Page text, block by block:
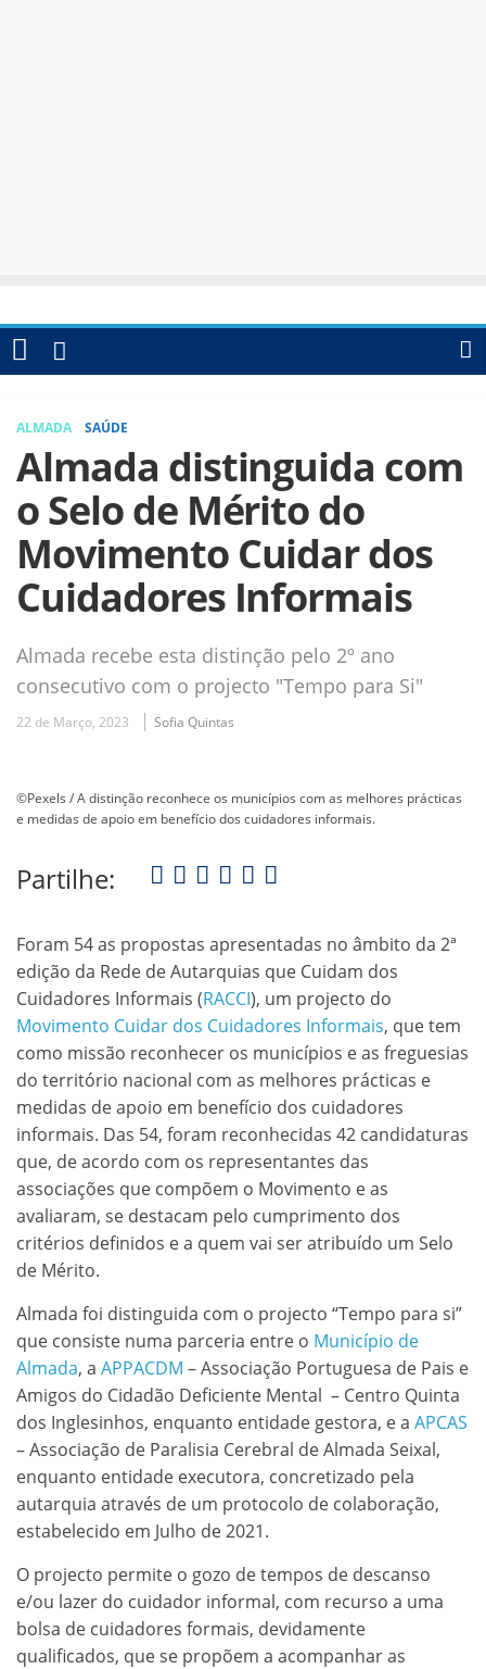
ALMADA SAÚDE
Almada distinguida com
o Selo de Mérito do
Movimento Cuidar dos
Cuidadores Informais
Almada recebe esta distinção pelo 2º ano
consecutivo com o projecto "Tempo para Si"
22 de Março, 2023 Sofia Quintas
©Pexels / A distinção reconhece os municípios com as melhores prácticas
e medidas de apoio em benefício dos cuidadores informais.
Partilhe:
Foram 54 as propostas apresentadas no âmbito da 2ª
edição da Rede de Autarquias que Cuidam dos
Cuidadores Informais (RACCI), um projecto do
Movimento Cuidar dos Cuidadores Informais, que tem
como missão reconhecer os municípios e as freguesias
do território nacional com as melhores prácticas e
medidas de apoio em benefício dos cuidadores
informais. Das 54, foram reconhecidas 42 candidaturas
que, de acordo com os representantes das
associações que compõem o Movimento e as
avaliaram, se destacam pelo cumprimento dos
critérios definidos e a quem vai ser atribuído um Selo
de Mérito.
Almada foi distinguida com o projecto “Tempo para si”
que consiste numa parceria entre o Município de
Almada, a APPACDM – Associação Portuguesa de Pais e
Amigos do Cidadão Deficiente Mental – Centro Quinta
dos Inglesinhos, enquanto entidade gestora, e a APCAS
– Associação de Paralisia Cerebral de Almada Seixal,
enquanto entidade executora, concretizado pela
autarquia através de um protocolo de colaboração,
estabelecido em Julho de 2021.
O projecto permite o gozo de tempos de descanso
e/ou lazer do cuidador informal, com recurso a uma
bolsa de cuidadores formais, devidamente
qualificados, que se propõem a acompanhar as